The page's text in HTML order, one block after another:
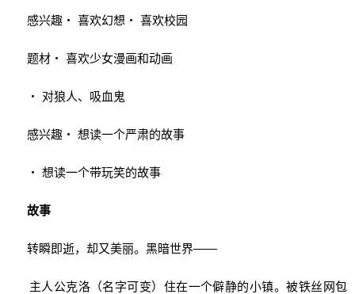
感兴趣‧ 喜欢幻想‧ 喜欢校园
题材‧ 喜欢少女漫画和动画
‧ 对狼人、吸血鬼
感兴趣‧ 想读一个严肃的故事
‧ 想读一个带玩笑的故事
故事
转瞬即逝，却又美丽。黑暗世界——
主人公克洛（名字可变）住在一个僻静的小镇。被铁丝网包